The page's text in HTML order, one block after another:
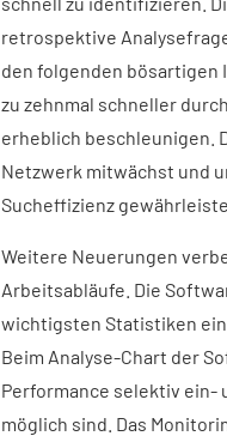
retrospektive
den folgenden bösartigen
zu zehnmal schneller
erheblich beschleunigen.
Netzwerk mitwächst und
Sucheffizienz
Weitere Neuerungen
Arbeitsabläufe. Die
wichtigsten Statistiken
Beim Analyse-Chart der
Performance selektiv ein-
möglich sind. Das